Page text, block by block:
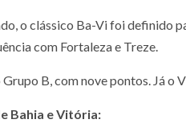
o clássico Ba-Vi foi definido
com Fortaleza e Treze.
B, com nove pontos. Já
Bahia e Vitória: